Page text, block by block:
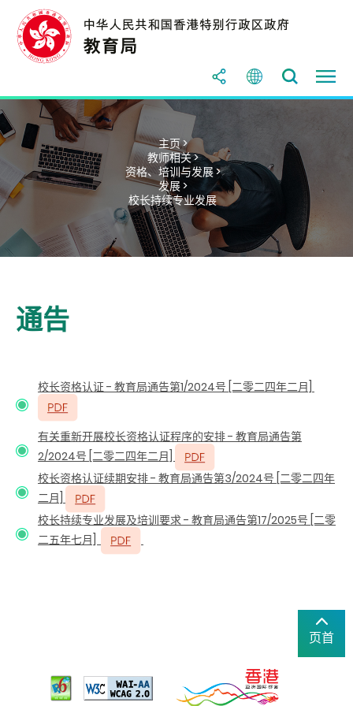
主页 >
教师相关 >
资格、培训与发展 >
发展 >
校长持续专业发展
通告
校长资格认证 - 教育局通告第1/2024号 [二零二四年二月]
有关重新开展校长资格认证程序的安排 - 教育局通告第
2/2024号 [二零二四年二月]
校长资格认证续期安排 - 教育局通告第3/2024号 [二零二四年
二月]
校长持续专业发展及培训要求 - 教育局通告第17/2025号 [二零
二五年七月]
页首